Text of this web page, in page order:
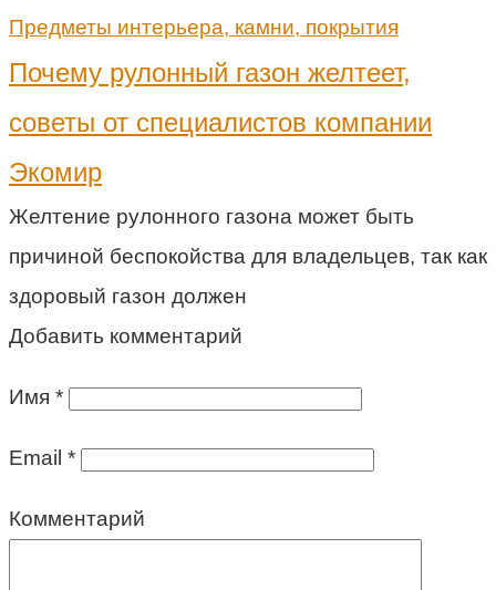
Предметы интерьера, камни, покрытия
Почему рулонный газон желтеет,
советы от специалистов компании
Экомир
Желтение рулонного газона может быть
причиной беспокойства для владельцев, так как
здоровый газон должен
Добавить комментарий
Имя *
Email *
Комментарий